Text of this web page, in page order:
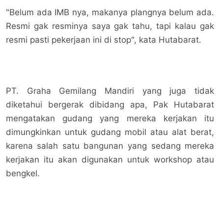
"Belum ada IMB nya, makanya plangnya belum ada.
Resmi gak resminya saya gak tahu, tapi kalau gak
resmi pasti pekerjaan ini di stop", kata Hutabarat.
PT. Graha Gemilang Mandiri yang juga tidak
diketahui bergerak dibidang apa, Pak Hutabarat
mengatakan gudang yang mereka kerjakan itu
dimungkinkan untuk gudang mobil atau alat berat,
karena salah satu bangunan yang sedang mereka
kerjakan itu akan digunakan untuk workshop atau
bengkel.